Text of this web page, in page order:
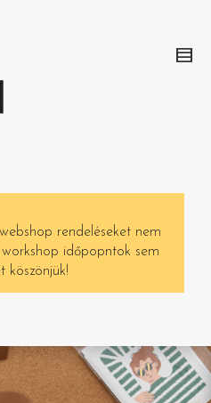
rendeléseket nem
időpopntok sem
köszönjük!